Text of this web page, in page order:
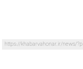
https://khabarvahonar.ir/news/